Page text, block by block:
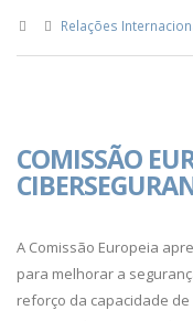
Relações
COMISSÃO
A Comissão Europeia
para melhorar a
reforço da capacidade